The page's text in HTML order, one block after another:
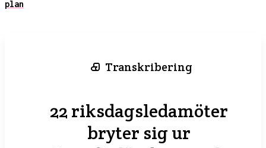
plan
Transkribering
22 riksdagsledamöter
bryter sig ur